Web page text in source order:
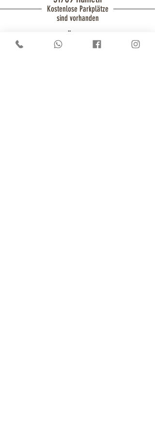
Kostenlose Parkplätze
sind vorhanden
Reguläre Öffnungszeiten:
Mo., Di., Do.: 09:00 - 18:00 Uhr (Mi.